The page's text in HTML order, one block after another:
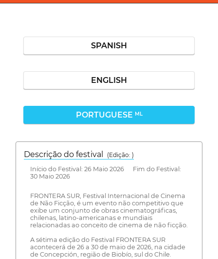
SPANISH
ENGLISH
PORTUGUESE ML
Descrição do festival
(Edição: )
Início do Festival: 26 Maio 2026 Fim do Festival:
30 Maio 2026
FRONTERA SUR, Festival Internacional de Cinema
de Não Ficção, é um evento não competitivo que
exibe um conjunto de obras cinematográficas,
chilenas, latino-americanas e mundiais
relacionadas ao conceito de cinema de não ficção.
A sétima edição do Festival FRONTERA SUR
acontecerá de 26 a 30 de maio de 2026, na cidade
de Concepción, região de Biobío, sul do Chile.